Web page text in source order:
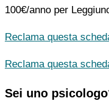
100€/anno per
Reclama questa
Reclama questa
Sei uno